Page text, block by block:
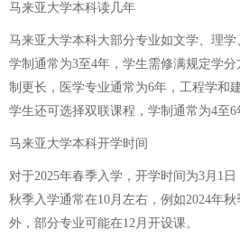
马来亚大学本科读几年
马来亚大学本科大部分专业如文学、理学
学制通常为3至4年，学生需修满规定学
制更长，医学专业通常为6年，工程学和
学生还可选择双联课程，学制通常为4至6
马来亚大学本科开学时间
对于2025年春季入学，开学时间为3月1日
秋季入学通常在10月左右，例如2024年
外，部分专业可能在12月开设课。